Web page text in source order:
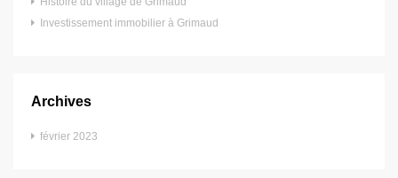
Investissement immobilier à Grimaud
Archives
février 2023